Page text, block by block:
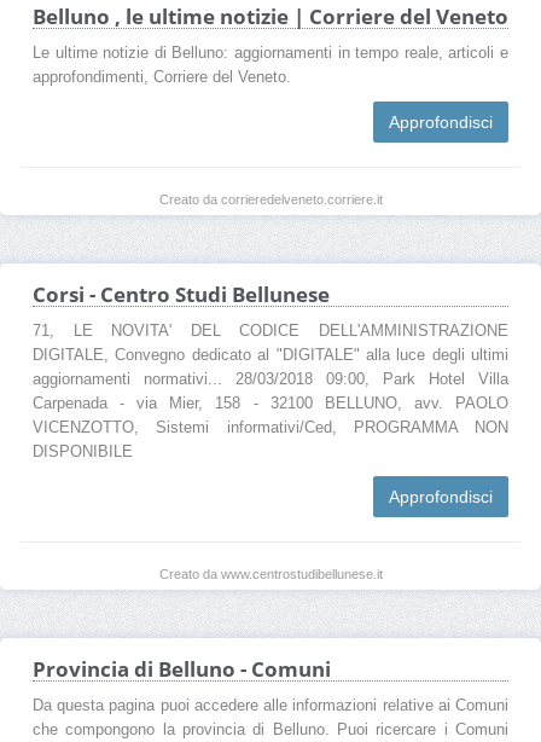
Belluno , le ultime notizie | Corriere del Veneto
Le ultime notizie di Belluno: aggiornamenti in tempo reale, articoli e
approfondimenti, Corriere del Veneto.
Approfondisci
Creato da corrieredelveneto.corriere.it
Corsi - Centro Studi Bellunese
71, LE NOVITA' DEL CODICE DELL'AMMINISTRAZIONE
DIGITALE, Convegno dedicato al "DIGITALE" alla luce degli ultimi
aggiornamenti normativi... 28/03/2018 09:00, Park Hotel Villa
Carpenada - via Mier, 158 - 32100 BELLUNO, avv. PAOLO
VICENZOTTO, Sistemi informativi/Ced, PROGRAMMA NON
DISPONIBILE
Approfondisci
Creato da www.centrostudibellunese.it
Provincia di Belluno - Comuni
Da questa pagina puoi accedere alle informazioni relative ai Comuni
che compongono la provincia di Belluno. Puoi ricercare i Comuni